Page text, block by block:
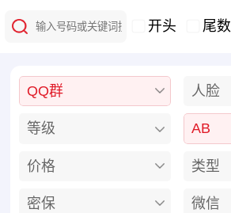
开头 尾数
QQ群 人脸
等级 AB
价格 类型
密保 微信